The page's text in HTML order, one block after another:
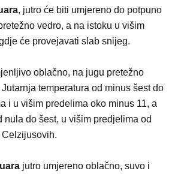
, jutro će biti umjereno do potpuno
vedro, a na istoku u višim
će provejavati slab snijeg.
oblačno, na jugu pretežno
temperatura od minus šest do
i u višim predelima oko minus 11, a
nula do šest, u višim predjelima od
jutro umjereno oblačno, suvo i